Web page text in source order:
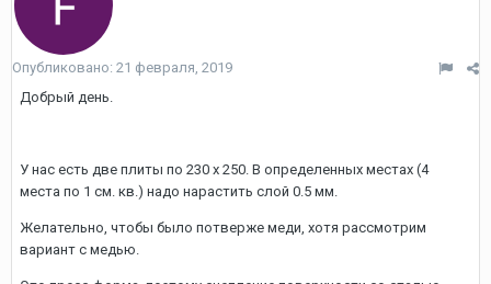
Опубликовано: 21 февраля, 2019
Добрый день.
У нас есть две плиты по 230 х 250. В определенных местах (4
места по 1 см. кв.) надо нарастить слой 0.5 мм.
Желательно, чтобы было потверже меди, хотя рассмотрим
вариант с медью.